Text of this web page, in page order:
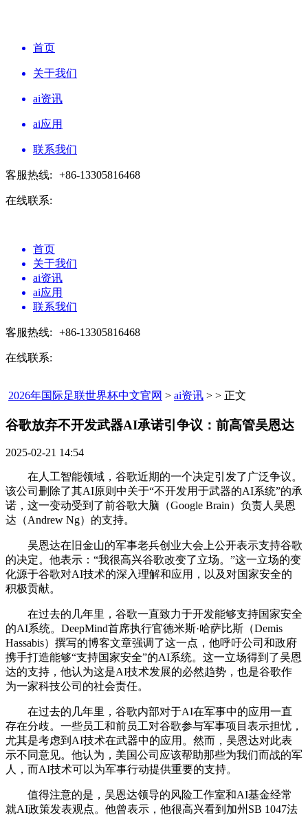
首页
关于我们
ai资讯
ai应用
联系我们
客服热线: +86-13305816468
在线联系:
首页
关于我们
ai资讯
ai应用
联系我们
客服热线: +86-13305816468
在线联系:
2026年国际足联世界杯中文官网 > ai资讯 > > 正文
谷歌放弃不开发武器AI承诺引争议：前高管吴恩达​
2025-02-21 14:54
在人工智能领域，谷歌近期的一个决定引发了广泛争议。
该公司删除了其AI原则中关于“不开发用于武器的AI系统”的承
诺，这一变动受到了前谷歌大脑（Google Brain）负责人吴恩
达（Andrew Ng）的支持。
吴恩达在旧金山的军事老兵创业大会上公开表示支持谷歌
的决定。他表示：“我很高兴谷歌改变了立场。”这一立场的变
化源于谷歌对AI技术的深入理解和应用，以及对国家安全的
积极贡献。
在过去的几年里，谷歌一直致力于开发能够支持国家安全
的AI系统。DeepMind首席执行官德米斯·哈萨比斯（Demis
Hassabis）撰写的博客文章强调了这一点，他呼吁公司和政府
携手打造能够“支持国家安全”的AI系统。这一立场得到了吴恩
达的支持，他认为这是AI技术发展的必然趋势，也是谷歌作
为一家科技公司的社会责任。
在过去的几年里，谷歌内部对于AI在军事中的应用一直
存在分歧。一些员工和前员工对谷歌参与军事项目表示担忧，
尤其是考虑到AI技术在武器中的应用。然而，吴恩达对此表
示不同意见。他认为，美国公司应该帮助那些为我们而战的军
人，而AI技术可以为军事行动提供重要的支持。
值得注意的是，吴恩达领导的风险工作室和AI基金经常
就AI政策发表观点。他曾表示，他很高兴看到加州SB 1047法